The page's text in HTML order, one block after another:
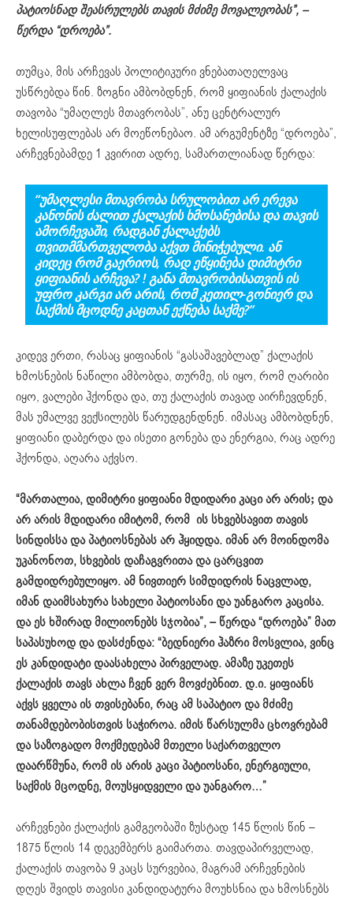
პატიოსნად შეასრულებს თავის მძიმე მოვალეობას”, –
წერდა “დროება”.
თუმცა, მის არჩევას პოლიტიკური ვნებათაღელვაც
უსწრებდა წინ. ზოგნი ამბობდნენ, რომ ყიფიანის ქალაქის
თავობა “უმაღლეს მთავრობას”, ანუ ცენტრალურ
ხელისუფლებას არ მოეწონებაო. ამ არგუმენტზე “დროება”,
არჩევნებამდე 1 კვირით ადრე, სამართლიანად წერდა:
“ᲣᲛᲐᲦᲚᲔᲡᲘ ᲛᲗᲐᲕᲠᲝᲑᲐ ᲡᲠᲣᲚᲝᲑᲘᲗ ᲐᲠ ᲔᲠᲔᲕᲐ
ᲙᲐᲜᲝᲜᲘᲡ ᲫᲐᲚᲘᲗ ᲥᲐᲚᲐᲥᲘᲡ ᲮᲛᲝᲡᲐᲜᲔᲑᲘᲡᲐ ᲓᲐ ᲗᲐᲕᲘᲡ
ᲐᲛᲝᲠᲩᲔᲕᲐᲨᲘ, ᲠᲐᲓᲒᲐᲜ ᲥᲐᲚᲐᲥᲔᲑᲡ
ᲗᲕᲘᲗᲛᲛᲐᲠᲗᲕᲔᲚᲝᲑᲐ ᲐᲥᲕᲗ ᲛᲘᲜᲘᲭᲔᲑᲣᲚᲘ. ᲐᲜ
ᲙᲘᲓᲔᲪ ᲠᲝᲛ ᲒᲐᲔᲠᲘᲝᲡ, ᲠᲐᲓ ᲔᲬᲧᲘᲜᲔᲑᲐ ᲓᲘᲛᲘᲢᲠᲘ
ᲧᲘᲤᲘᲐᲜᲘᲡ ᲐᲠᲩᲔᲕᲐ? ! ᲒᲐᲜᲐ ᲛᲗᲐᲕᲠᲝᲑᲘᲡᲐᲗᲕᲘᲡ ᲘᲡ
ᲣᲤᲠᲝ ᲙᲐᲠᲒᲘ ᲐᲠ ᲐᲠᲘᲡ, ᲠᲝᲛ ᲙᲔᲗᲘᲚ-ᲒᲝᲜᲘᲔᲠ ᲓᲐ
ᲡᲐᲥᲛᲘᲡ ᲛᲪᲝᲓᲜᲔ ᲙᲐᲪᲗᲐᲜ ᲔᲥᲜᲔᲑᲐ ᲡᲐᲥᲛᲔ?”
კიდევ ერთი, რასაც ყიფიანის “გასაშავებლად” ქალაქის
ხმოსნების ნაწილი ამბობდა, თურმე, ის იყო, რომ ღარიბი
იყო, ვალები ჰქონდა და, თუ ქალაქის თავად აირჩევდნენ,
მას უმალვე ვექსილებს წარუდგენდნენ. იმასაც ამბობდნენ,
ყიფიანი დაბერდა და ისეთი გონება და ენერგია, რაც ადრე
ჰქონდა, აღარა აქვსო.
“მართალია, დიმიტრი ყიფიანი მდიდარი კაცი არ არის; და
არ არის მდიდარი იმიტომ, რომ ის სხვებსავით თავის
სინდისსა და პატიოსნებას არ ჰყიდდა. იმან არ მოინდომა
უკანონოთ, სხვების დაჩაგვრითა და ცარცვით
გამდიდრებულიყო. ამ ნივთიერ სიმდიდრის ნაცვლად,
იმან დაიმსახურა სახელი პატიოსანი და უანგარო კაცისა.
და ეს ხშირად მილიონებს სჯობია”, – წერდა “დროება” მათ
საპასუხოდ და დასძენდა: “ბედნიერი ჰაზრი მოსვლია, ვინც
ეს კანდიდატი დაასახელა პირველად. ამაზე უკეთეს
ქალაქის თავს ახლა ჩვენ ვერ მოვძებნით. დ.ი. ყიფიანს
აქვს ყველა ის თვისებანი, რაც ამ საპატიო და მძიმე
თანამდებობისთვის საჭიროა. იმის წარსულმა ცხოვრებამ
და საზოგადო მოქმედებამ მთელი საქართველო
დაარწმუნა, რომ ის არის კაცი პატიოსანი, ენერგიული,
საქმის მცოდნე, მოუსყიდველი და უანგარო…”
არჩევნები ქალაქის გამგეობაში ზუსტად 145 წლის წინ –
1875 წლის 14 დეკემბერს გაიმართა. თავდაპირველად,
ქალაქის თავობა 9 კაცს სურვებია, მაგრამ არჩევნების
დღეს შვიდს თავისი კანდიდატურა მოუხსნია და ხმოსნებს